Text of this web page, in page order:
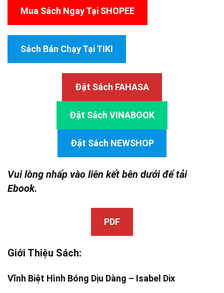
Mua Sách Ngay Tại SHOPEE
Sách Bán Chạy Tại TIKI
Đặt Sách FAHASA
Đặt Sách VINABOOK
Đặt Sách NEWSHOP
Vui lòng nhấp vào liên kết bên dưới để tải
Ebook.
PDF
Giới Thiệu Sách:
Vĩnh Biệt Hình Bóng Dịu Dàng – Isabel Dix